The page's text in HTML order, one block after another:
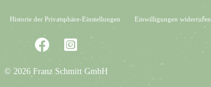
Historie der Privatsphäre-Einstellungen Einwilligungen widerrufen
© 2026 Franz Schmitt GmbH